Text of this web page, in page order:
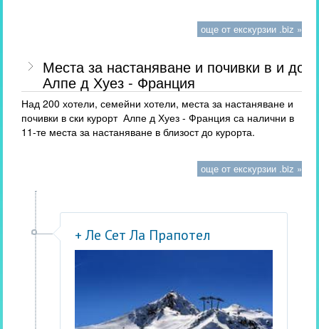
още от екскурзии .biz »
Места за настаняване и почивки в и до
Алпе д Хуез - Франция
Над 200 хотели, семейни хотели, места за настаняване и
почивки в ски курорт Алпе д Хуез - Франция са налични в
11-те места за настаняване в близост до курорта.
още от екскурзии .biz »
+ Ле Сет Ла Прапотел